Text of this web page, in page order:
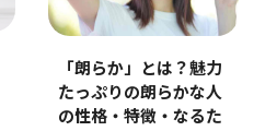
「朗らか」とは？魅力
たっぷりの朗らかな人
の性格・特徴・なるた